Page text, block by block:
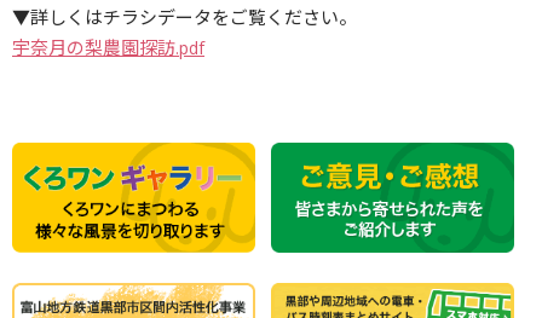
▼詳しくはチラシデータをご覧ください。
宇奈月の梨農園探訪.pdf